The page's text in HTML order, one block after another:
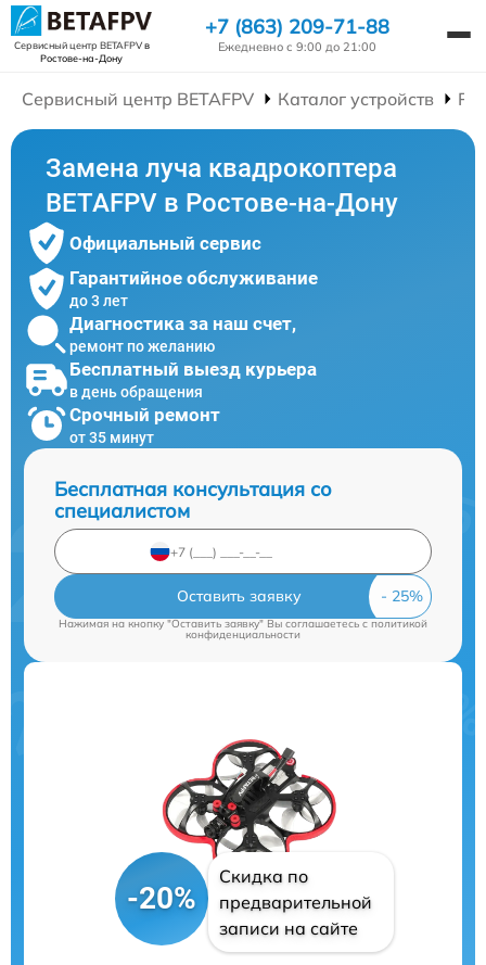
Сервисный центр BETAFPVв
Ростове-на-Дону
+7 (863) 209-71-88
Ежедневно с 9:00 до 21:00
Сервисный центр BETAFPV Каталог устройств
Замена луча квадрокоптера
BETAFPV в Ростове-на-Дону
Официальный сервис
Гарантийное обслуживание
до 3 лет
Диагностика за наш счет,
ремонт по желанию
Бесплатный выезд курьера
в день обращения
Срочный ремонт
от 35 минут
Бесплатная консультация со
специалистом
Оставить заявку
Нажимая на кнопку "Оставить заявку" Вы соглашаетесь c политикой
конфиденциальности
-20%
Скидка по
предварительной
записи на сайте